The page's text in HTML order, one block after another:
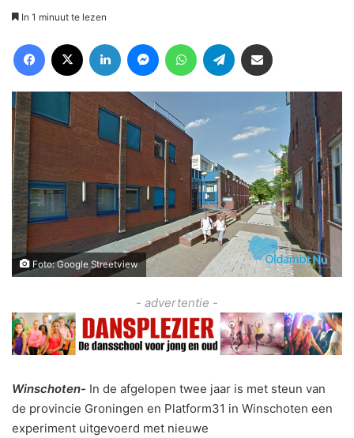
In 1 minuut te lezen
Foto: Google Streetview
- advertentie -
Winschoten- In de afgelopen twee jaar is met steun van
de provincie Groningen en Platform31 in Winschoten een
experiment uitgevoerd met nieuwe